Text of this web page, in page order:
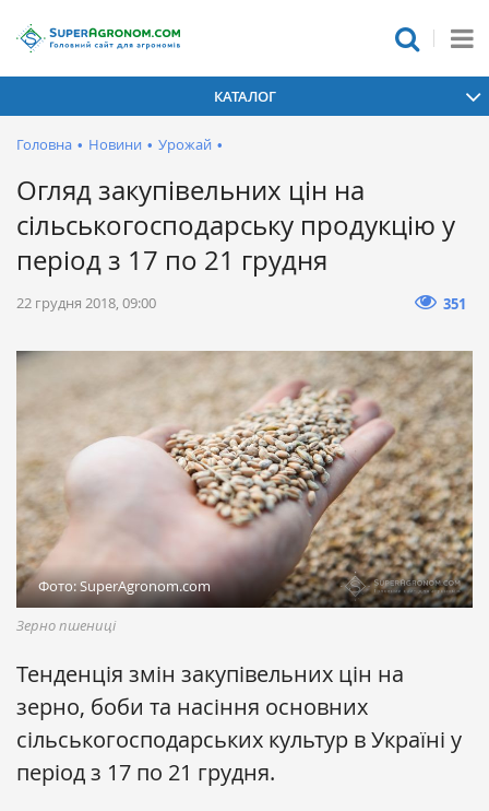
КАТАЛОГ
Головна • Новини • Урожай •
Огляд закупівельних цін на
сільськогосподарську продукцію у
період з 17 по 21 грудня
22 грудня 2018, 09:00 351
Фото: SuperAgronom.com
Зерно пшениці
Тенденція змін закупівельних цін на
зерно, боби та насіння основних
сільськогосподарських культур в Україні у
період з 17 по 21 грудня.